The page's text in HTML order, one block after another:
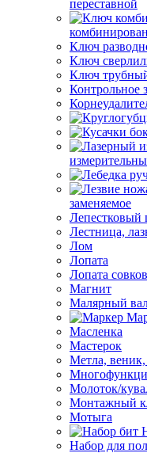
переставной
Ключ
Ключ
Ключ
Контрольное
заменяемое
Лепестковый
Лестница,
Лом
Лопата
Лопата
Магнит
Малярный
Масленка
Мастерок
Метла,
Молоток/
Монтажный
Мотыга
Набор для